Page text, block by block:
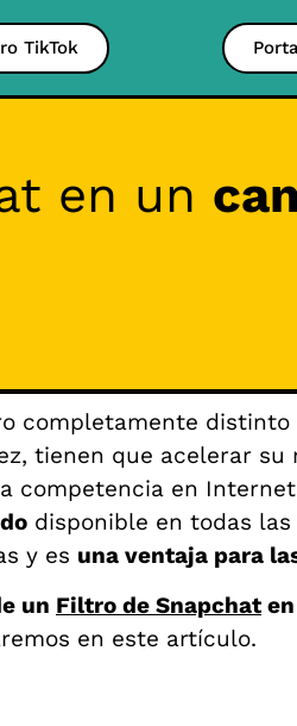
TikTok
en un
completamente
tienen que acelerar
en
disponible en todas las
y es una ventaja para
un Filtro de Snapchat
en este artículo.